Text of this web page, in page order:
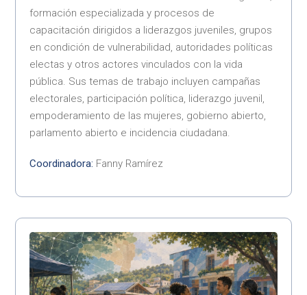
formación especializada y procesos de
capacitación dirigidos a liderazgos juveniles, grupos
en condición de vulnerabilidad, autoridades políticas
electas y otros actores vinculados con la vida
pública. Sus temas de trabajo incluyen campañas
electorales, participación política, liderazgo juvenil,
empoderamiento de las mujeres, gobierno abierto,
parlamento abierto e incidencia ciudadana.
Coordinadora: Fanny Ramírez